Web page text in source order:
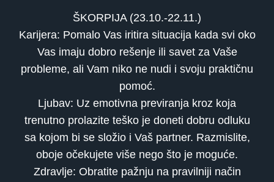
ŠKORPIJA (23.10.-22.11.)
Karijera: Pomalo Vas iritira situacija kada svi oko
Vas imaju dobro rešenje ili savet za Vaše
probleme, ali Vam niko ne nudi i svoju praktičnu
pomoć.
Ljubav: Uz emotivna previranja kroz koja
trenutno prolazite teško je doneti dobru odluku
sa kojom bi se složio i Vaš partner. Razmislite,
oboje očekujete više nego što je moguće.
Zdravlje: Obratite pažnju na pravilniji način